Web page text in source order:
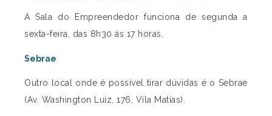
A Sala do Empreendedor funciona de segunda a
sexta-feira, das 8h30 às 17 horas.
Sebrae
Outro local onde é possível tirar dúvidas é o Sebrae
(Av. Washington Luiz, 176, Vila Matias).